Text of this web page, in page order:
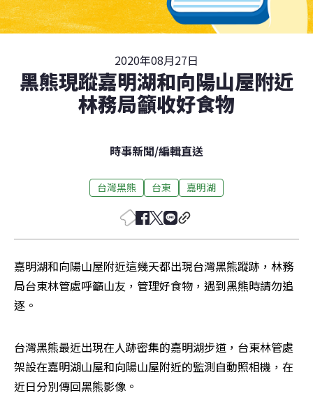
2020年08月27日
黑熊現蹤嘉明湖和向陽山屋附近
林務局籲收好食物
時事新聞/編輯直送
台灣黑熊 台東 嘉明湖
嘉明湖和向陽山屋附近這幾天都出現台灣黑熊蹤跡，林務
局台東林管處呼籲山友，管理好食物，遇到黑熊時請勿追
逐。
台灣黑熊最近出現在人跡密集的嘉明湖步道，台東林管處
架設在嘉明湖山屋和向陽山屋附近的監測自動照相機，在
近日分別傳回黑熊影像。